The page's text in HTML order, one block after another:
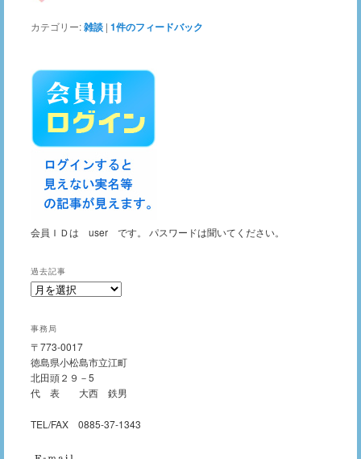
カテゴリー:雑談 |1件のフィードバック
会員ＩＤは user です。 パスワードは聞いてください。
過去記事
過
事
事務局
〒773-0017
徳島県小松島市立江町
北田頭２９－5
代 表 大西 鉄男
TEL/FAX 0885-37-1343